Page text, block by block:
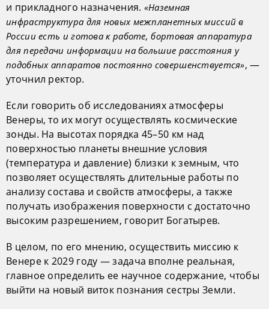
и прикладного назначения. «Наземная
инфраструктура для новых межпланетных миссий в
России есть и готова к работе, бортовая аппаратура
для передачи информации на большие расстояния у
подобных аппаратов постоянно совершенствуется», —
уточнил ректор.
Если говорить об исследованиях атмосферы
Венеры, то их могут осуществлять космические
зонды. На высотах порядка 45–50 км над
поверхностью планеты внешние условия
(температура и давление) близки к земным, что
позволяет осуществлять длительные работы по
анализу состава и свойств атмосферы, а также
получать изображения поверхности с достаточно
высоким разрешением, говорит Богатырев.
В целом, по его мнению, осуществить миссию к
Венере к 2029 году — задача вполне реальная,
главное определить ее научное содержание, чтобы
выйти на новый виток познания сестры Земли.